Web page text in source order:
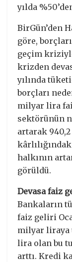
yılda
BirGün’den
göre,
geçim
krizden
yılında
borçları
milyar lira
sektörünün
artarak
halkının
görüldü.
Devasa faiz
Bankaların
faiz geliri
milyar liraya
lira olan bu
arttı. Kredi